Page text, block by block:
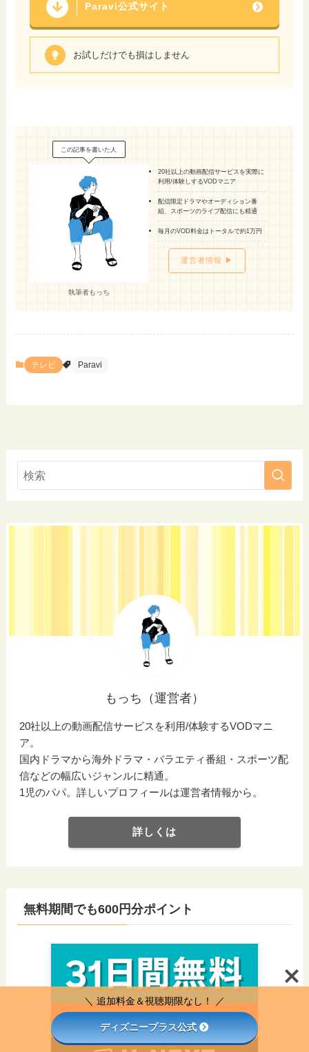
Paravi公式サイト
お試しだけでも損はしません
この記事を書いた人
執筆者もっち
20社以上の動画配信サービスを実際に
利用/体験しするVODマニア
配信限定ドラマやオーディション番
組、スポーツのライブ配信にも精通
毎月のVOD料金はトータルで約1万円
運営者情報 ▶
テレビ Paravi
もっち（運営者）
20社以上の動画配信サービスを利用/体験するVODマニ
ア。
国内ドラマから海外ドラマ・バラエティ番組・スポーツ配
信などの幅広いジャンルに精通。
1児のパパ。詳しいプロフィールは運営者情報から。
詳しくは
無料期間でも600円分ポイント
＼ 追加料金＆視聴期限なし！ ／
ディズニープラス公式